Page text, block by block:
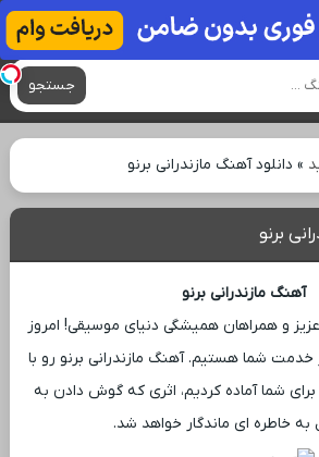
آهنگ های جدید
جستجو
» دانلود آهنگ مازندرانی برنو
برنو
آهنگ مازندرانی برنو
و همراهان همیشگی دنیای موسیقی! امروز
خدمت شما هستیم. آهنگ مازندرانی برنو رو با
شما آماده کردیم، اثری که گوش دادن به
به خاطره ‌ای ماندگار خواهد شد.